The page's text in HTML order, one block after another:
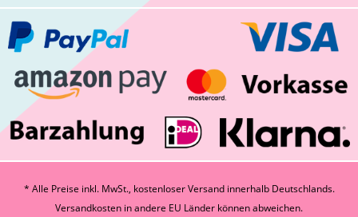
* Alle Preise inkl. MwSt., kostenloser Versand innerhalb Deutschlands.
Versandkosten in andere EU Länder können abweichen.